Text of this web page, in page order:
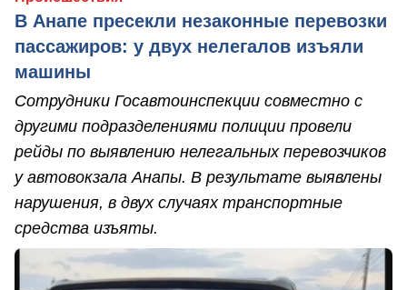
В Анапе пресекли незаконные перевозки
пассажиров: у двух нелегалов изъяли
машины
Сотрудники Госавтоинспекции совместно с
другими подразделениями полиции провели
рейды по выявлению нелегальных перевозчиков
у автовокзала Анапы. В результате выявлены
нарушения, в двух случаях транспортные
средства изъяты.